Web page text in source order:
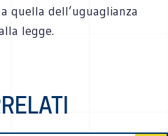
quella dell’uguaglianza
legge.